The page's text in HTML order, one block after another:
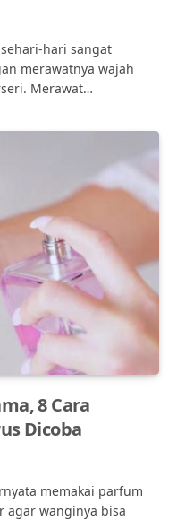
hari sangat
merawatnya wajah
Merawat…
8 Cara
Dicoba
memakai parfum
agar wanginya bisa